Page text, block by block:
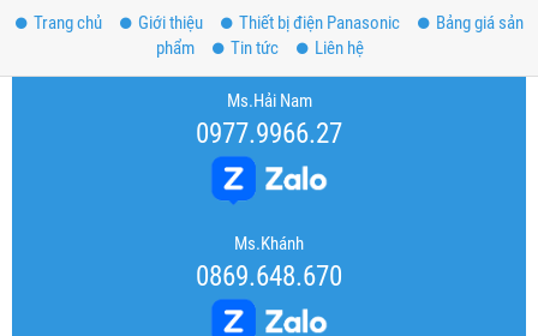
Trang chủ Giới thiệu Thiết bị điện Panasonic
Bảng giá sản
phẩm
Tin tức Liên hệ
Ms.Hải Nam
0977.9966.27
Ms.Khánh
0869.648.670